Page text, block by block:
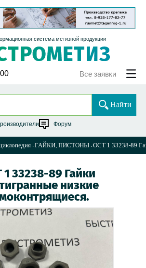
система метизной продукции
Все заявки
Форум
Найти
ГАЙКИ, ПИСТОНЫ ОСТ 1 33238-89
1 33238-89 Гайки
низкие